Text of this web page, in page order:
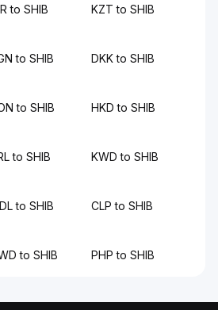
to SHIB KZT to SHIB
to SHIB DKK to SHIB
to SHIB HKD to SHIB
to SHIB KWD to SHIB
to SHIB CLP to SHIB
to SHIB PHP to SHIB